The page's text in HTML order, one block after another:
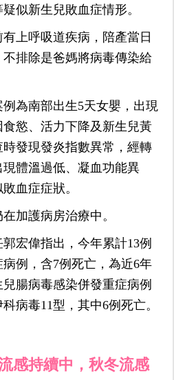
似新生兒敗血症情形。
上呼吸道疾病，陪產當日
排除是爸媽將病毒傳染給
為南部出生5天女嬰，出現
慾、活力下降及新生兒黃
發現發炎指數異常，經轉
體溫過低、凝血功能異
血症症狀。
加護病房治療中。
宏偉指出，今年累計13例
例，含7例死亡，為近6年
腸病毒感染併發重症病例
病毒11型，其中6例死亡。
感持續中，秋冬流感